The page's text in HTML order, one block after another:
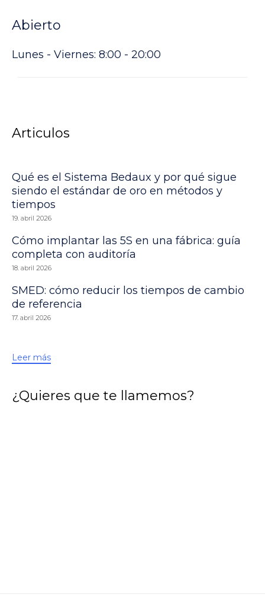
Abierto
Lunes - Viernes: 8:00 - 20:00
Articulos
Qué es el Sistema Bedaux y por qué sigue
siendo el estándar de oro en métodos y
tiempos
19. abril 2026
Cómo implantar las 5S en una fábrica: guía
completa con auditoría
18. abril 2026
SMED: cómo reducir los tiempos de cambio
de referencia
17. abril 2026
Leer más
¿Quieres que te llamemos?